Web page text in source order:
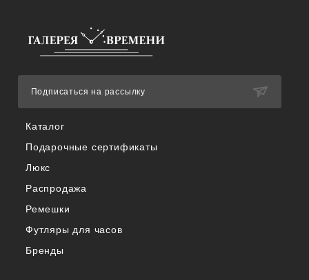
Каталог
Подарочные сертификаты
Люкс
Распродажа
Ремешки
Футляры для часов
Бренды
Подписаться на рассылку